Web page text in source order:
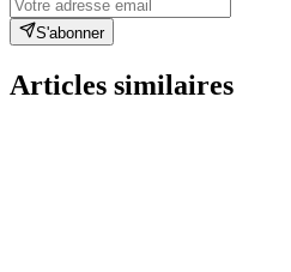
S'abonner
Articles similaires